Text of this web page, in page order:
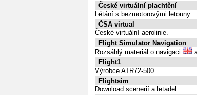
České virtuální plachtění
Létání s bezmotorovými letouny.
ČSA virtual
České virtuální aerolinie.
Flight Simulator Navigation
Rozsáhlý materiál o navigaci
Flight1
Výrobce ATR72-500
Flightsim
Download scenerií a letadel.